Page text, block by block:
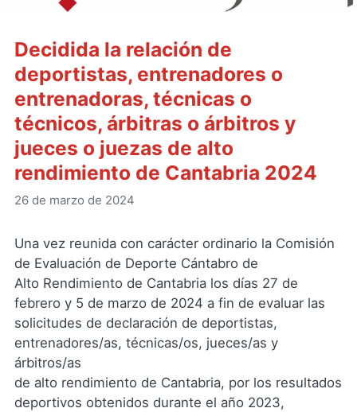
Decidida la relación de
deportistas, entrenadores o
entrenadoras, técnicas o
técnicos, árbitras o árbitros y
jueces o juezas de alto
rendimiento de Cantabria 2024
26 de marzo de 2024
Una vez reunida con carácter ordinario la Comisión
de Evaluación de Deporte Cántabro de
Alto Rendimiento de Cantabria los días 27 de
febrero y 5 de marzo de 2024 a fin de evaluar las
solicitudes de declaración de deportistas,
entrenadores/as, técnicas/os, jueces/as y
árbitros/as
de alto rendimiento de Cantabria, por los resultados
deportivos obtenidos durante el año 2023,